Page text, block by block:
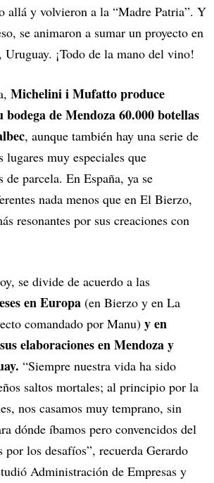
allá y volvieron a la “Madre Patria”. Y
se animaron a sumar un proyecto en
Uruguay. ¡Todo de la mano del vino!
Michelini i Mufatto produce
bodega de Mendoza 60.000 botellas
, aunque también hay una serie de
lugares muy especiales que
parcela. En España, ya se
nada menos que en El Bierzo,
resonantes por sus creaciones con
se divide de acuerdo a las
en Europa (en Bierzo y en La
comandado por Manu) y en
elaboraciones en Mendoza y
“Siempre nuestra vida ha sido
saltos mortales; al principio por la
nos casamos muy temprano, sin
dónde íbamos pero convencidos del
los desafíos”, recuerda Gerardo
Administración de Empresas y